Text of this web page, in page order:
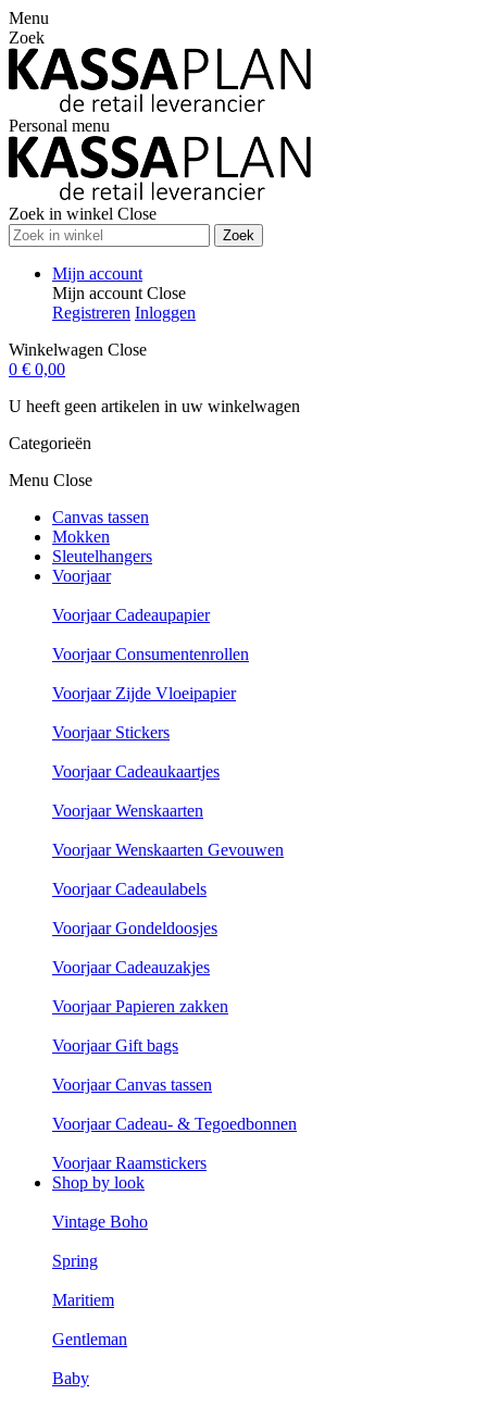
Menu
Zoek
Personal menu
Zoek in winkel Close
Zoek
Mijn account
Mijn account Close
Registreren Inloggen
Winkelwagen Close
0 € 0,00
U heeft geen artikelen in uw winkelwagen
Categorieën
Menu Close
Canvas tassen
Mokken
Sleutelhangers
Voorjaar
Voorjaar Cadeaupapier
Voorjaar Consumentenrollen
Voorjaar Zijde Vloeipapier
Voorjaar Stickers
Voorjaar Cadeaukaartjes
Voorjaar Wenskaarten
Voorjaar Wenskaarten Gevouwen
Voorjaar Cadeaulabels
Voorjaar Gondeldoosjes
Voorjaar Cadeauzakjes
Voorjaar Papieren zakken
Voorjaar Gift bags
Voorjaar Canvas tassen
Voorjaar Cadeau- & Tegoedbonnen
Voorjaar Raamstickers
Shop by look
Vintage Boho
Spring
Maritiem
Gentleman
Baby